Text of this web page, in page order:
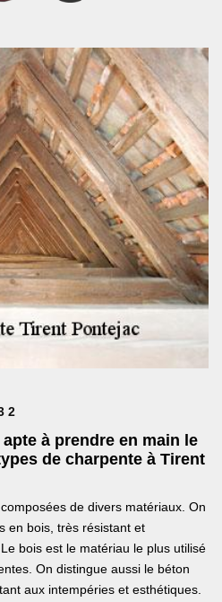
à prendre en main le
de charpente à Tirent
de divers matériaux. On
en bois, très résistant et
bois est le matériau le plus utilisé
On distingue aussi le béton
aux intempéries et esthétiques.